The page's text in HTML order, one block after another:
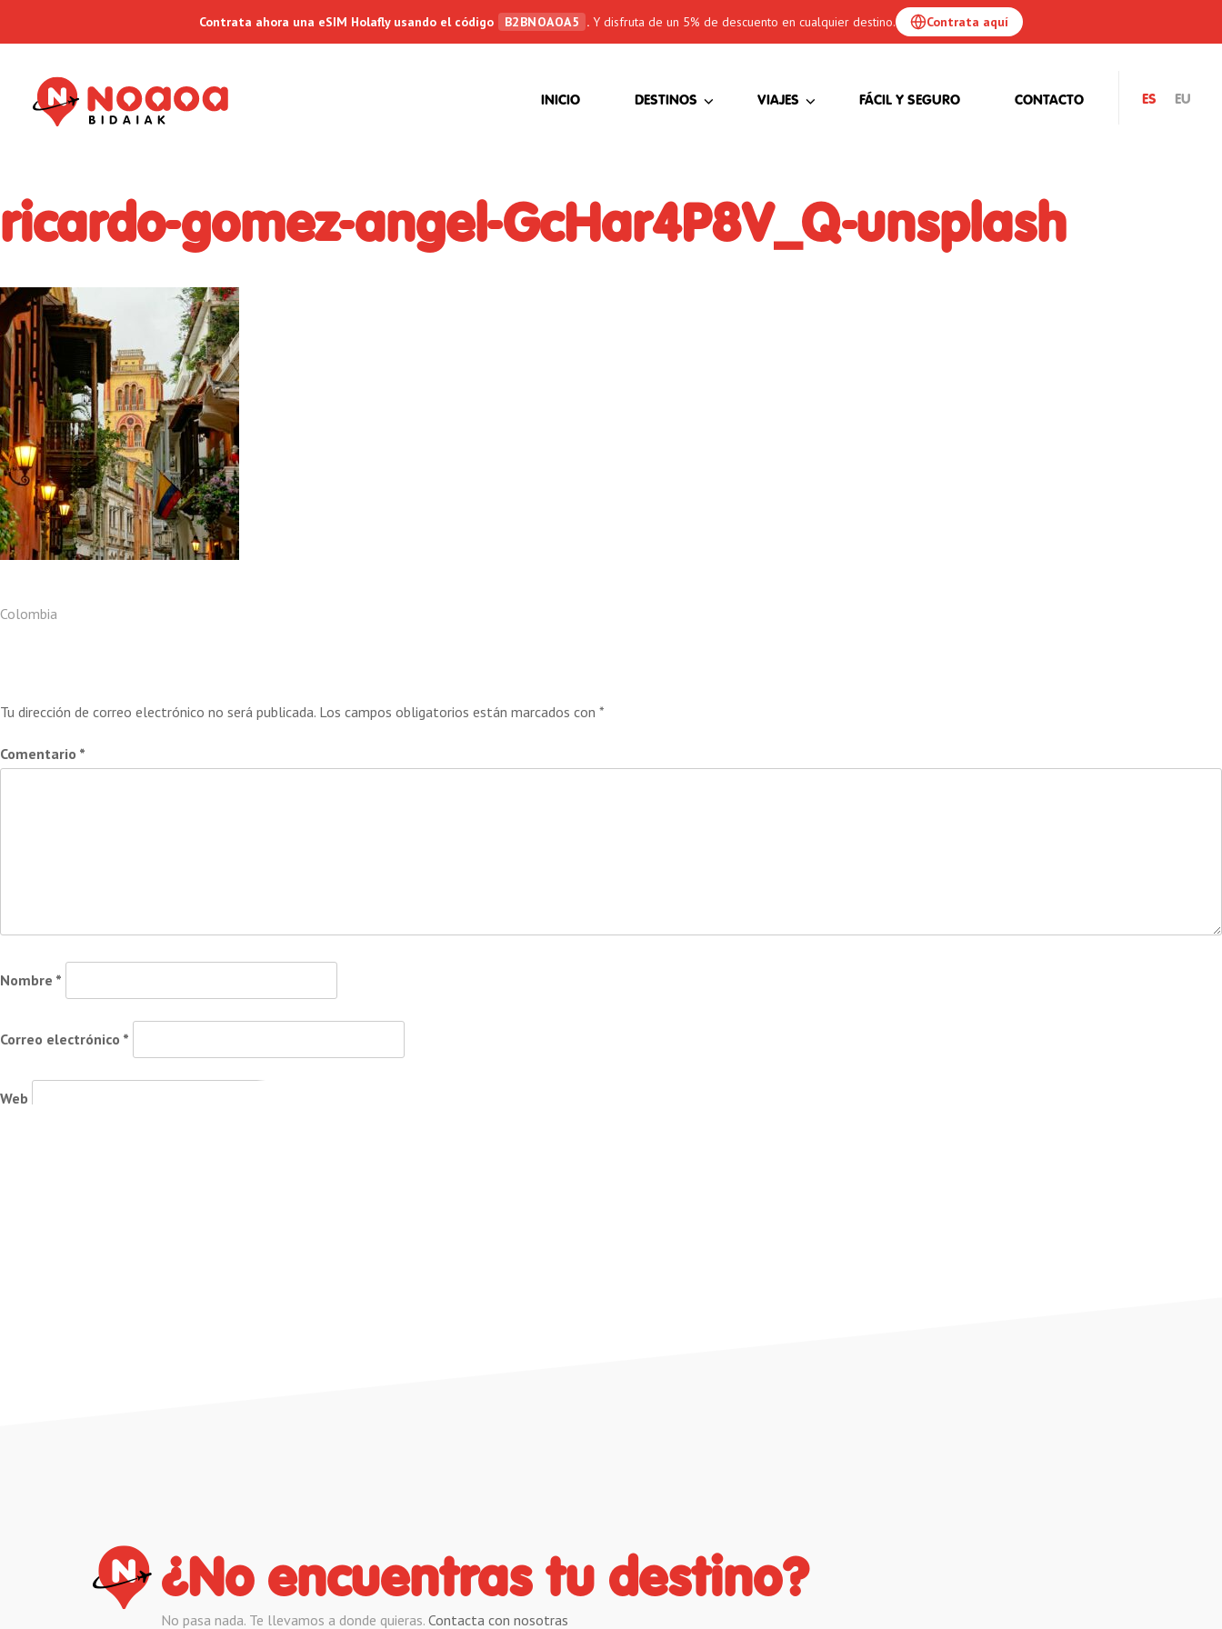
Contrata ahora una eSIM Holafly usando el código B2BNOAOA5 . Y disfruta de un 5% de descuento en cualquier destino. Contrata aquí
INICIO(CURRENT)DESTINOS VIAJES FÁCIL Y SEGURO CONTACTO ES EU
ricardo-gomez-angel-GcHar4P8V_Q-unsplash
Navegación
entradas
Colombia
Tu dirección de correo electrónico no será publicada. Los campos obligatorios están marcados con *
Comentario *
Nombre *
Correo electrónico *
Web
¿No encuentras tu destino?
No pasa nada. Te llevamos a donde quieras. Contacta con nosotras